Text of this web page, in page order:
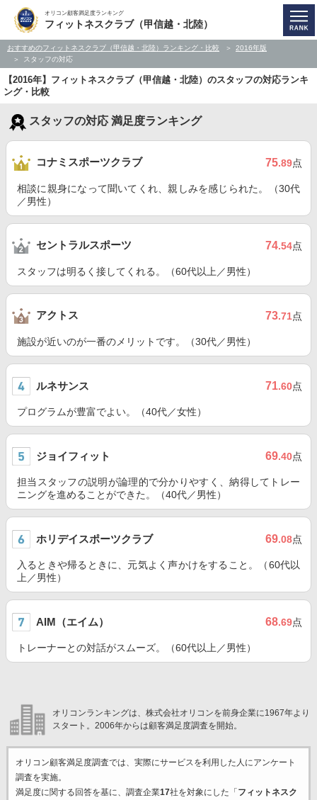
オリコン顧客満足度ランキング
フィットネスクラブ（甲信越・北陸）
おすすめのフィットネスクラブ（甲信越・北陸）ランキング・比較
2016年版
スタッフの対応
【2016年】フィットネスクラブ（甲信越・北陸）のスタッフの対応ランキ
ング・比較
スタッフの対応 満足度ランキング
コナミスポーツクラブ 75.89点
相談に親身になって聞いてくれ、親しみを感じられた。（30代
／男性）
セントラルスポーツ 74.54点
スタッフは明るく接してくれる。（60代以上／男性）
アクトス 73.71点
施設が近いのが一番のメリットです。（30代／男性）
ルネサンス 71.60点
プログラムが豊富でよい。（40代／女性）
ジョイフィット 69.40点
担当スタッフの説明が論理的で分かりやすく、納得してトレー
ニングを進めることができた。（40代／男性）
ホリデイスポーツクラブ 69.08点
入るときや帰るときに、元気よく声かけをすること。（60代以
上／男性）
AIM（エイム） 68.69点
トレーナーとの対話がスムーズ。（60代以上／男性）
オリコンランキングは、株式会社オリコンを前身企業に1967年より
スタート。2006年からは顧客満足度調査を開始。
オリコン顧客満足度調査では、実際にサービスを利用した 人にアンケート
調査を実施。
満足度に関する回答を基に、調査企業17社を対象にした「 フィットネスク